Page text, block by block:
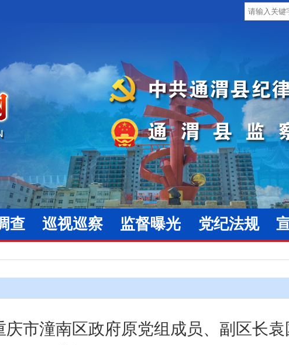
查 巡视巡察 监督曝光 党纪法规
市潼南区政府原党组成员、副区长袁